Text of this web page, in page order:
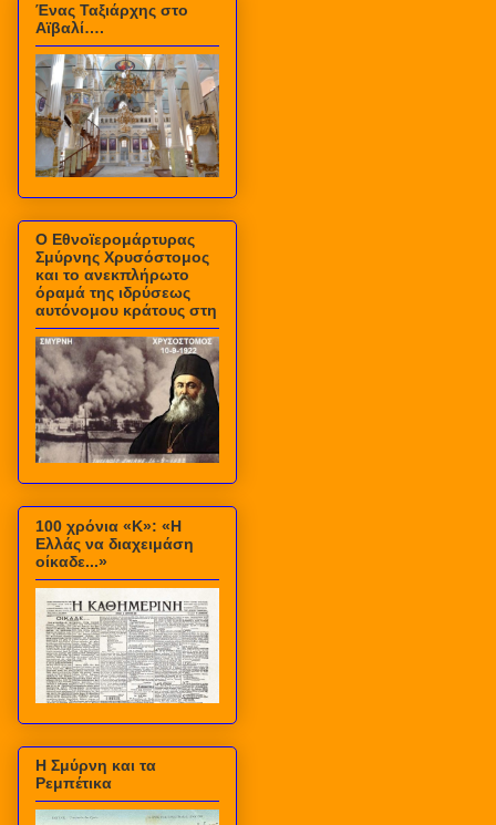
Ένας Ταξιάρχης στο
Αϊβαλί….
Ο Εθνοϊερομάρτυρας
Σμύρνης Χρυσόστομος
και το ανεκπλήρωτο
όραμά της ιδρύσεως
αυτόνομου κράτους στη
100 χρόνια «Κ»: «Η
Ελλάς να διαχειμάση
οίκαδε...»
Η Σμύρνη και τα
Ρεμπέτικα